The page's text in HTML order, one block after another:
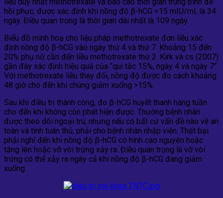
hồi phục, được xác định khi nồng độ β-hCG <15 mIU/ml, là 34
ngày. Điều quan trọng là thời gian dài nhất là 109 ngày.
Biểu đồ minh hoạ cho liệu pháp methotrexate đơn liều xác
định nồng độ β-hCG vào ngày thứ 4 và thứ 7. Khoảng 15 đến
20% phụ nữ cần đến liều methotrexate thứ 2. Kirk và cs (2007)
gần đây xác định hiệu quả của “qui tắc 15%, ngày 4 và ngày 7”.
Với methotrexate liều thay đổi, nồng độ được đo cách khoảng
48 giờ cho đến khi chúng giảm xuống >15%.
Sau khi điều trị thành công, đo β-hCG huyết thanh hàng tuần
cho đến khi không còn phát hiện được. Thường bệnh nhân
được theo dõi ngoại trú, nhưng nếu có bất cứ vấn đề nào về an
toàn và tính tuân thủ, phải cho bệnh nhân nhập viện. Thất bại
phải nghĩ đến khi nồng độ β-hCG có hình cao nguyên hoặc
tăng lên hoặc vỡ vòi trứng xảy ra. Điều quan trọng là vỡ vòi
trứng có thể xảy ra ngày cả khi nồng độ β-hCG đang giảm
xuống.